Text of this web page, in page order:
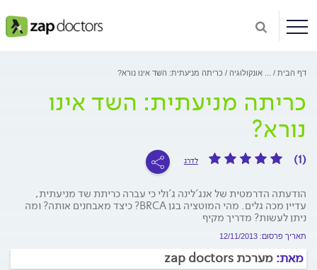
דף הבית אונקולוגיה כריתה מניעתית: השד אינו נורא?
כריתה מניעתית: השד אינו
נורא?
(1) לדרג
הודעתה הדרמטית של אנג'לינה ג'ולי כי עברה כריתת שד מניעתית,
עדיין מכה גלים. מהי המוטציה בגן BRCA? כיצד מאבחנים אותה? ומה
ניתן לעשות? מדריך מקיף
תאריך פרסום: 12/11/2013
מאת: מערכת zap doctors